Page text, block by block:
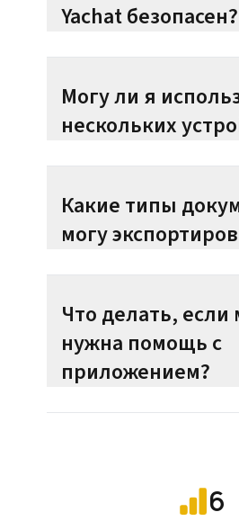
Yachat безопасен?
Могу ли я
нескольких
Какие типы
могу
Что делать, если
нужна помощь с
приложением?
6